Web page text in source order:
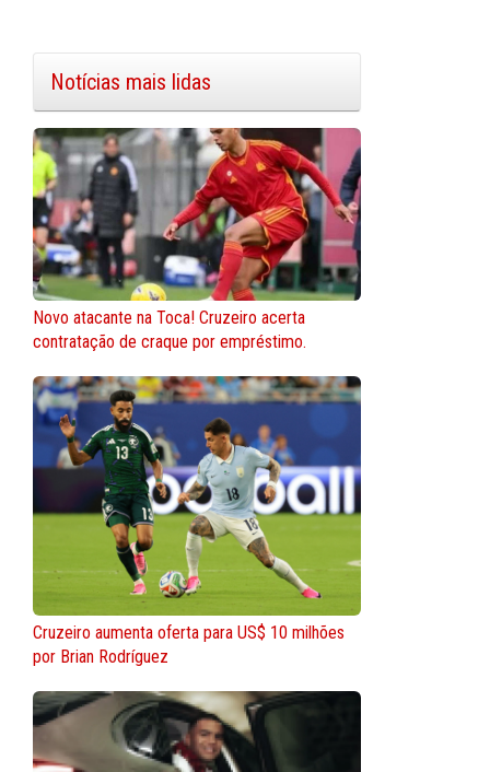
Notícias mais lidas
Novo atacante na Toca! Cruzeiro acerta
contratação de craque por empréstimo.
Cruzeiro aumenta oferta para US$ 10 milhões
por Brian Rodríguez